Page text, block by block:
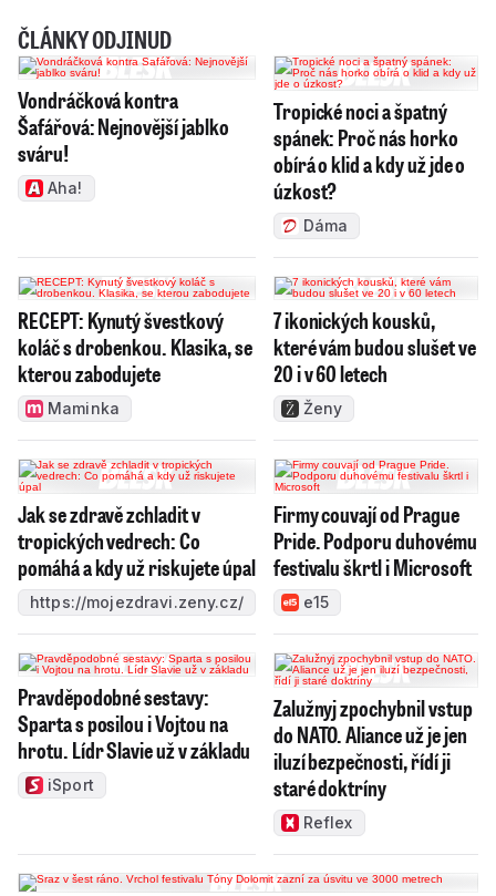
ČLÁNKY ODJINUD
Vondráčková kontra
Šafářová: Nejnovější jablko
sváru!
Aha!
Tropické noci a špatný
spánek: Proč nás horko
obírá o klid a kdy už jde o
úzkost?
Dáma
RECEPT: Kynutý švestkový
koláč s drobenkou. Klasika, se
kterou zabodujete
Maminka
7 ikonických kousků,
které vám budou slušet ve
20 i v 60 letech
Ženy
Jak se zdravě zchladit v
tropických vedrech: Co
pomáhá a kdy už riskujete úpal
https://mojezdravi.zeny.cz/
Firmy couvají od Prague
Pride. Podporu duhovému
festivalu škrtl i Microsoft
e15
Pravděpodobné sestavy:
Sparta s posilou i Vojtou na
hrotu. Lídr Slavie už v základu
iSport
Zalužnyj zpochybnil vstup
do NATO. Aliance už je jen
iluzí bezpečnosti, řídí ji
staré doktríny
Reflex